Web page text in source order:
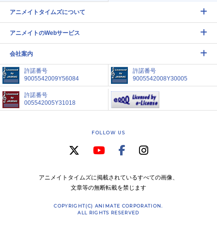
アニメイトタイムズについて
アニメイトのWebサービス
会社案内
許諾番号
9005542009Y56084
許諾番号
9005542008Y30005
許諾番号
005542005Y31018
FOLLOW US
アニメイトタイムズに掲載されているすべての画像、
文章等の無断転載を禁じます
COPYRIGHT(C) ANIMATE CORPORATION.
ALL RIGHTS RESERVED